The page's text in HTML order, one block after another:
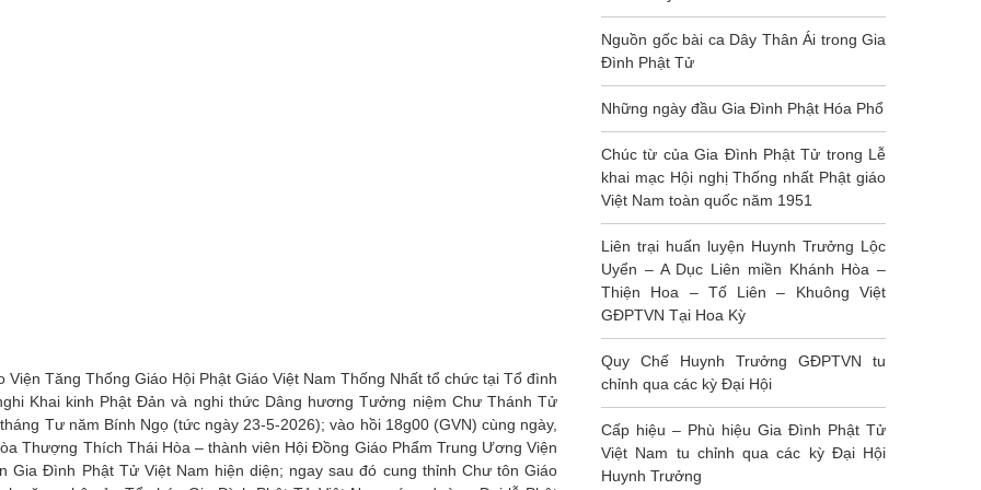
Tăng Thống Giáo Hội Phật Giáo Việt Nam Thống Nhất tổ chức tại Tổ đình
Trần Thị Minh Loan xả báo thân
bài ca Dây Thân Ái?
Nguồn gốc bài ca Dây Thân Ái trong Gia
Đình Phật Tử
Chúc từ của Gia Đình Phật Tử trong Lễ
khai mạc Hội nghị Thống nhất Phật giáo
Việt Nam toàn quốc năm 1951
Liên trại huấn luyện Huynh Trưởng Lộc
Uyển – A Dục Liên miền Khánh Hòa –
GĐPTVN Tại Hoa Kỳ
Quy Chế Huynh Trưởng GĐPTVN tu